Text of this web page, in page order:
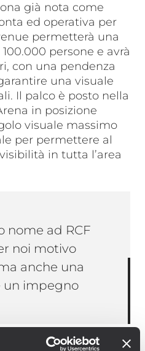
già nota come
ed operativa per
permetterà una
persone e avrà
con una pendenza
una visuale
Il palco è posto nella
in posizione
visuale massimo
per permettere al
in tutta l’area
nome ad RCF
noi motivo
anche una
un impegno